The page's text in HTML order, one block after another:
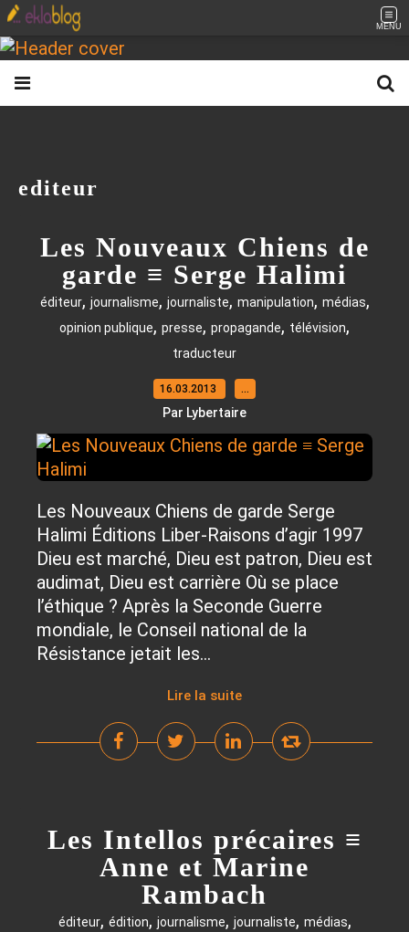
MENU
editeur
Les Nouveaux Chiens de
garde ≡ Serge Halimi
éditeur, journalisme, journaliste, manipulation, médias,
opinion publique, presse, propagande, télévision,
traducteur
16.03.2013 …
Par Lybertaire
Les Nouveaux Chiens de garde Serge
Halimi Éditions Liber-Raisons d’agir 1997
Dieu est marché, Dieu est patron, Dieu est
audimat, Dieu est carrière Où se place
l’éthique ? Après la Seconde Guerre
mondiale, le Conseil national de la
Résistance jetait les...
Lire la suite
Les Intellos précaires ≡
Anne et Marine
Rambach
éditeur, édition, journalisme, journaliste, médias,